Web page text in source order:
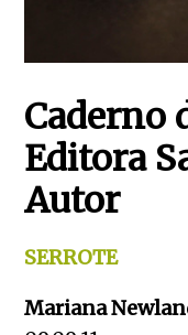
Caderno
Editora
Autor
SERROTE
Mariana